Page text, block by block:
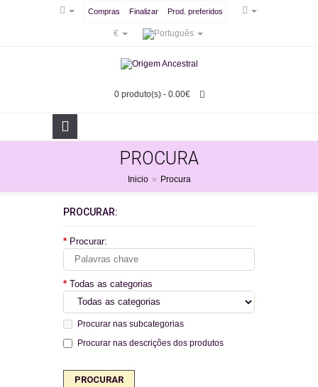
Compras Finalizar Prod. preferidos
€
0 produto(s) - 0.00€
PROCURA
Inicio » Procura
PROCURAR:
Procurar:
Todas as categorias
Procurar nas subcategorias
Procurar nas descrições dos produtos